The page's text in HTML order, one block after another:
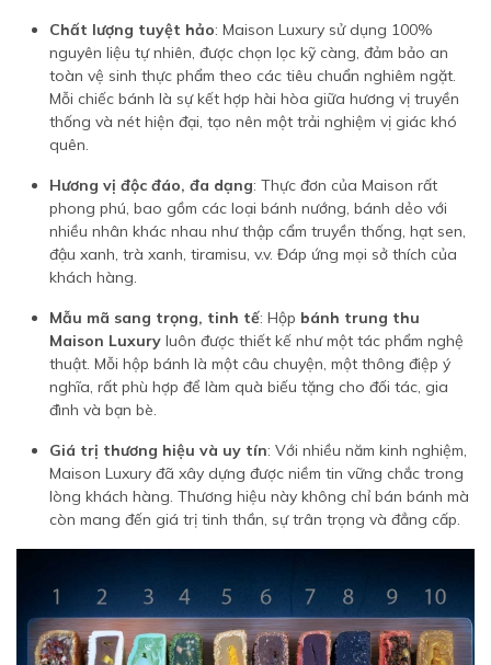
Chất lượng tuyệt hảo: Maison Luxury sử dụng 100%
nguyên liệu tự nhiên, được chọn lọc kỹ càng, đảm bảo an
toàn vệ sinh thực phẩm theo các tiêu chuẩn nghiêm ngặt.
Mỗi chiếc bánh là sự kết hợp hài hòa giữa hương vị truyền
thống và nét hiện đại, tạo nên một trải nghiệm vị giác khó
quên.
Hương vị độc đáo, đa dạng: Thực đơn của Maison rất
phong phú, bao gồm các loại bánh nướng, bánh dẻo với
nhiều nhân khác nhau như thập cẩm truyền thống, hạt sen,
đậu xanh, trà xanh, tiramisu, v.v. Đáp ứng mọi sở thích của
khách hàng.
Mẫu mã sang trọng, tinh tế: Hộp bánh trung thu
Maison Luxury luôn được thiết kế như một tác phẩm nghệ
thuật. Mỗi hộp bánh là một câu chuyện, một thông điệp ý
nghĩa, rất phù hợp để làm quà biếu tặng cho đối tác, gia
đình và bạn bè.
Giá trị thương hiệu và uy tín: Với nhiều năm kinh nghiệm,
Maison Luxury đã xây dựng được niềm tin vững chắc trong
lòng khách hàng. Thương hiệu này không chỉ bán bánh mà
còn mang đến giá trị tinh thần, sự trân trọng và đẳng cấp.